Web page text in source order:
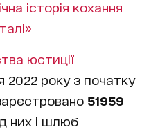
історія кохання
юстиції
2022 року з початку
51959
них і шлюб